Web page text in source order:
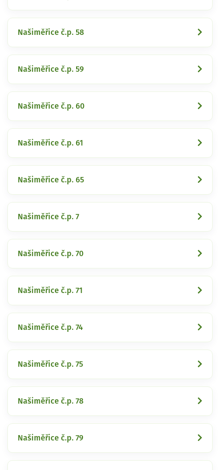
Našiměřice č.p. 58
Našiměřice č.p. 59
Našiměřice č.p. 60
Našiměřice č.p. 61
Našiměřice č.p. 65
Našiměřice č.p. 7
Našiměřice č.p. 70
Našiměřice č.p. 71
Našiměřice č.p. 74
Našiměřice č.p. 75
Našiměřice č.p. 78
Našiměřice č.p. 79